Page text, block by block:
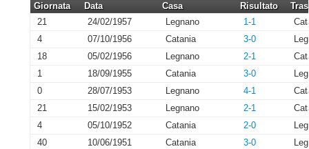
Giornata Data Casa Risultato
21
24/02/1957 Legnano 1-1
4
07/10/1956 Catania 3-0
18
05/02/1956 Legnano 2-1
1
18/09/1955 Catania 3-0
0
28/07/1953 Legnano 4-1
21
15/02/1953 Legnano 2-1
4
05/10/1952 Catania 2-0
40
10/06/1951 Catania 3-0